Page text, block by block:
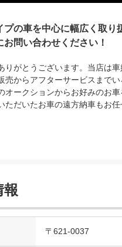
プの車を中心に幅広く取り
お問い合わせください！
りがとうございます。当店は車
売からアフターサービスまでい
オークションからお好みのお
ただいたお車の遠方納車もお任
報
〒621-0037